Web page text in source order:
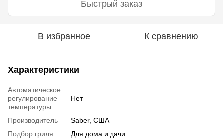
Быстрый заказ
В избранное К сравнению
Характеристики
Автоматическое
регулирование
температуры
Нет
Производитель
Saber, США
Подбор гриля
Для дома и дачи